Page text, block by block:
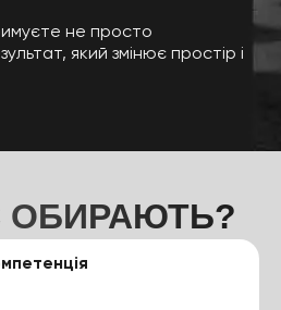
не просто
який змінює простір і
ОБИРАЮТЬ?